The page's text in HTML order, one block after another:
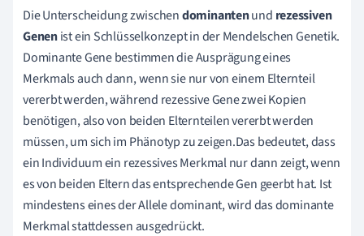
Die Unterscheidung zwischendominantenund rezessiven
Genenist ein Schlüsselkonzept in der Mendelschen Genetik.
Dominante Gene bestimmen die Ausprägung eines
Merkmals auch dann, wenn sie nur von einem Elternteil
vererbt werden, während rezessive Gene zwei Kopien
benötigen, also von beiden Elternteilen vererbt werden
müssen, um sich im Phänotyp zu zeigen.Das bedeutet, dass
ein Individuum ein rezessives Merkmal nur dann zeigt, wenn
es von beiden Eltern das entsprechende Gen geerbt hat. Ist
mindestens eines der Allele dominant, wird das dominante
Merkmal stattdessen ausgedrückt.